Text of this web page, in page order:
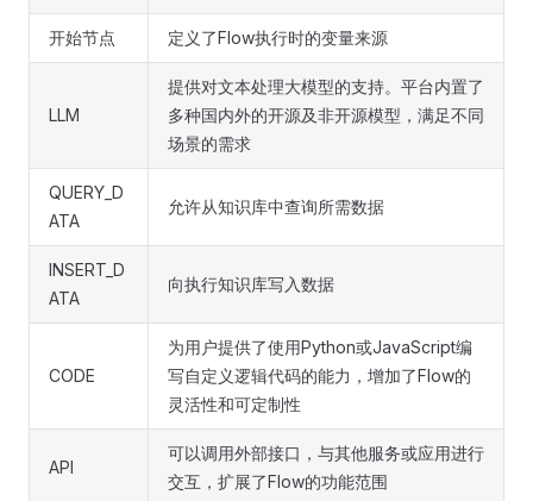
开始节点 定义了Flow执行时的变量来源
LLM
提供对文本处理大模型的支持。平台内置了
多种国内外的开源及非开源模型，满足不同
场景的需求
QUERY_D
ATA
允许从知识库中查询所需数据
INSERT_D
ATA
向执行知识库写入数据
CODE
为用户提供了使用Python或JavaScript编
写自定义逻辑代码的能力，增加了Flow的
灵活性和可定制性
API
可以调用外部接口，与其他服务或应用进行
交互，扩展了Flow的功能范围